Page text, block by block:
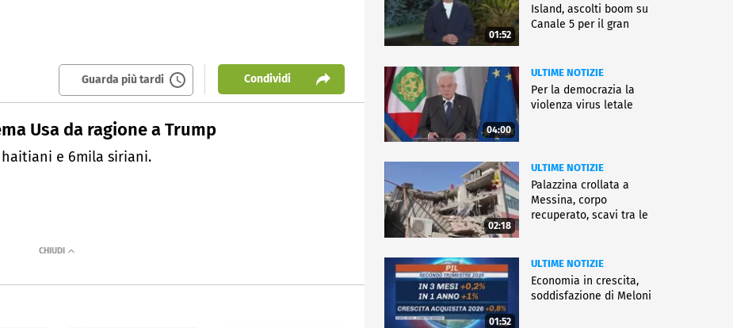
Guarda più tardi Condividi
Usa da ragione a Trump
e 6mila siriani.
01:52
Island, ascolti boom su
Canale 5 per il gran
04:00
ULTIME NOTIZIE
Per la democrazia la
violenza virus letale
02:18
ULTIME NOTIZIE
Palazzina crollata a
Messina, corpo
recuperato, scavi tra le
01:52
ULTIME NOTIZIE
Economia in crescita,
soddisfazione di Meloni